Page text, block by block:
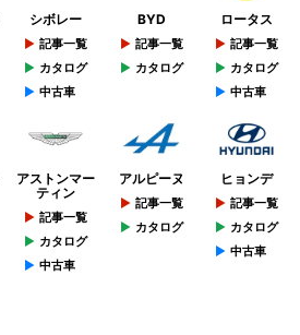
シボレー
記事一覧
カタログ
中古車
BYD
記事一覧
カタログ
ロータス
記事一覧
カタログ
中古車
アストンマー
ティン
記事一覧
カタログ
中古車
アルピーヌ
記事一覧
カタログ
ヒョンデ
記事一覧
カタログ
中古車